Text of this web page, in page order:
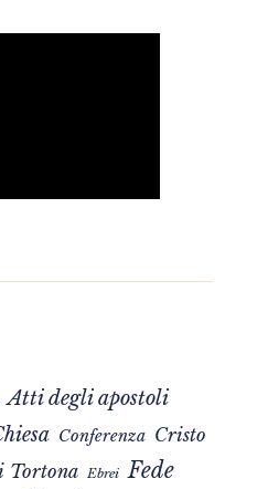
Atti degli apostoli
Conferenza Cristo
Tortona Ebrei Fede